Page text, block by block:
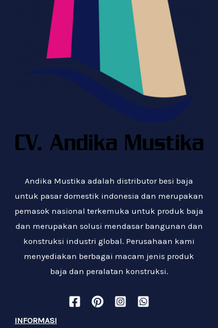
Andika Mustika adalah distributor besi baja
untuk pasar domestik indonesia dan merupakan
pemasok nasional terkemuka untuk produk baja
dan merupakan solusi mendasar bangunan dan
konstruksi industri global. Perusahaan kami
menyediakan berbagai macam jenis produk
baja dan peralatan konstruksi.
INFORMASI